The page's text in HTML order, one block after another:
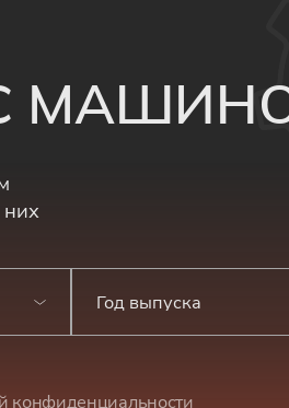
них
Год выпуска
конфиденциальности